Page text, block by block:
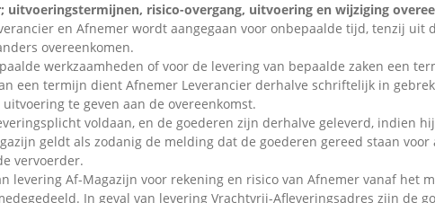
risico-overgang, uitvoering en wijziging
en Afnemer wordt aangegaan voor onbepaalde tijd, tenzij
overeenkomen.
werkzaamheden of voor de levering van bepaalde zaken een
een termijn dient Afnemer Leverancier derhalve schriftelijk in
te geven aan de overeenkomst.
voldaan, en de goederen zijn derhalve geleverd, indien
geldt als zodanig de melding dat de goederen gereed staan
vervoerder.
levering Af-Magazijn voor rekening en risico van Afnemer vanaf het
In geval van levering Vrachtvrij-Afleveringsadres zijn de